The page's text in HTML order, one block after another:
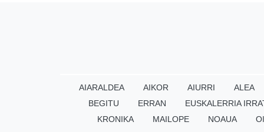
AIARALDEA AIKOR AIURRI ALEA
BEGITU
ERRAN EUSKALERRIA
KRONIKA
MAILOPE NOAUA